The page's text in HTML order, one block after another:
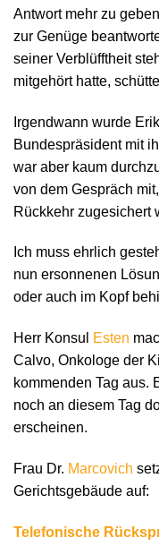
Antwort mehr zu
zur Genüge
seiner Verblüfftheit
mitgehört hatte,
Irgendwann wurde
Bundespräsident mit
war aber kaum
von dem Gespräch
Rückkehr zugesichert
Ich muss ehrlich
nun ersonnenen
oder auch im Kopf
Herr Konsul Esten
Calvo, Onkologe der
kommenden Tag aus.
noch an diesem Tag
erscheinen.
Frau Dr. Marcovich
Gerichtsgebäude auf:
Telefonische